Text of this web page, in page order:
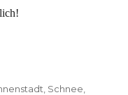
Schnee